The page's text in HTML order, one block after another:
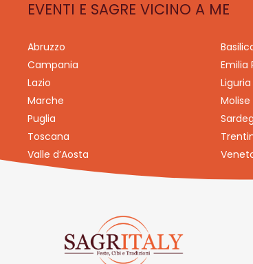
EVENTI E SAGRE VICINO A ME
Abruzzo
Campania
Emilia
Lazio
Liguria
Marche
Molise
Puglia
Toscana
Valle d’Aosta